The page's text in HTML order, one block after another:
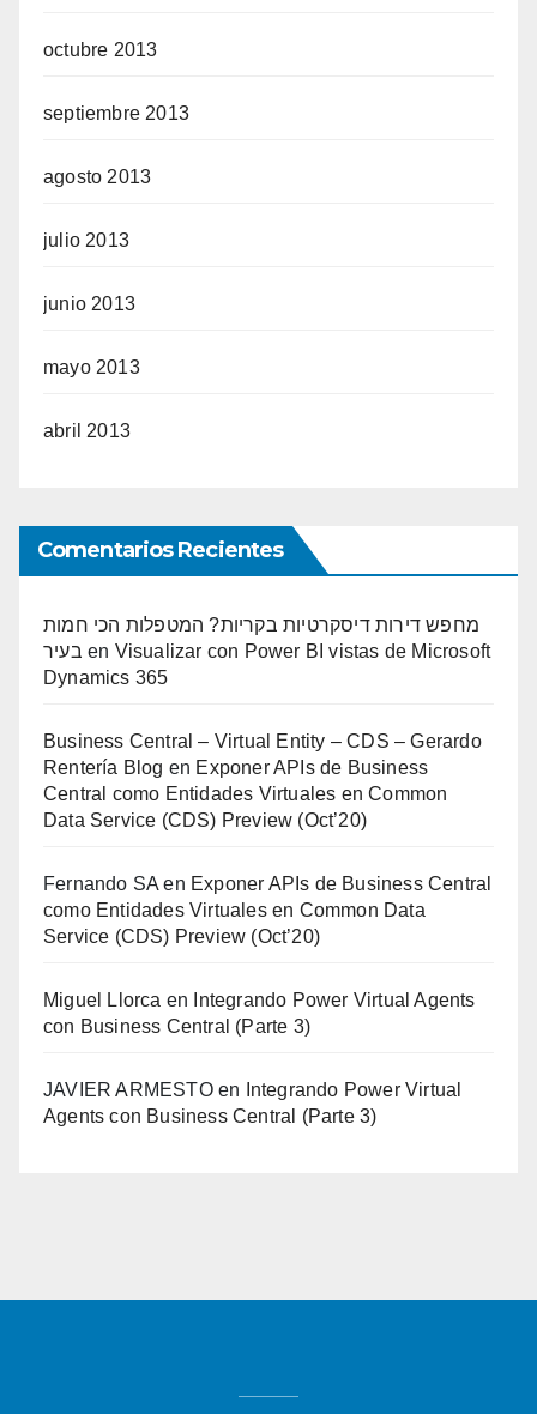
octubre 2013
septiembre 2013
agosto 2013
julio 2013
junio 2013
mayo 2013
abril 2013
Comentarios Recientes
מחפש דירות דיסקרטיות בקריות? המטפלות הכי חמות
בעיר en Visualizar con Power BI vistas de Microsoft
Dynamics 365
Business Central – Virtual Entity – CDS – Gerardo
Rentería Blog en Exponer APIs de Business
Central como Entidades Virtuales en Common
Data Service (CDS) Preview (Oct’20)
Fernando SA en Exponer APIs de Business Central
como Entidades Virtuales en Common Data
Service (CDS) Preview (Oct’20)
Miguel Llorca en
Integrando Power Virtual Agents
con Business Central (Parte 3)
JAVIER ARMESTOen
Integrando Power Virtual
Agents con Business Central (Parte 3)